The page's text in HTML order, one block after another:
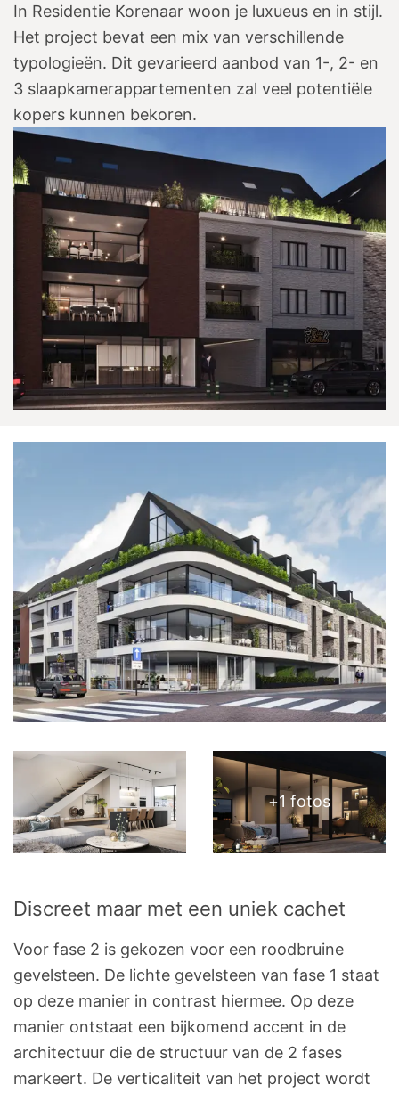
In Residentie Korenaar woon je luxueus en in stijl.
Het project bevat een mix van verschillende
typologieën. Dit gevarieerd aanbod van 1-, 2- en
3 slaapkamerappartementen zal veel potentiële
kopers kunnen bekoren.
+1 fotos
Discreet maar met een uniek cachet
Voor fase 2 is gekozen voor een roodbruine
gevelsteen. De lichte gevelsteen van fase 1 staat
op deze manier in contrast hiermee. Op deze
manier ontstaat een bijkomend accent in de
architectuur die de structuur van de 2 fases
markeert. De verticaliteit van het project wordt